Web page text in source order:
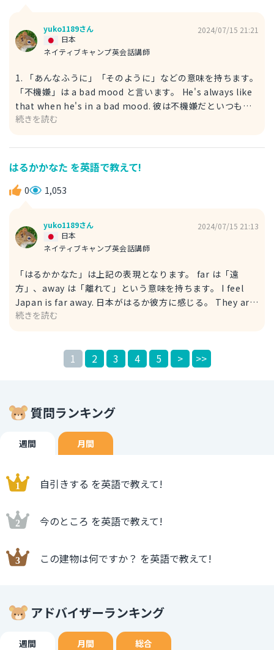
yuko1189さん
ネイティブキャンプ英会話講師
日本
2024/07/15 21:21
1. 「あんなふうに」「そのように」などの意味を持ちます。
「不機嫌」は a bad mood と言います。 He's always like
that when he's in a bad mood. 彼は不機嫌だといつもあ
んなふうだ。 You don't have to yell like that. そんなふう
があります。 He's always in a bad mood in that way. 彼
はいつもあんなふうに不機嫌だ。 that way は「そうすれば
～」の意味もありますで、気をつけてください。 例） If
you do it that way, you can solve the problem. もしそ
続きを読む
はるかかなた を英語で教えて!
0 1,053
yuko1189さん
ネイティブキャンプ英会話講師
日本
2024/07/15 21:13
「はるかかなた」は上記の表現となります。 far は「遠
方」、away は「離れて」という意味を持ちます。 I feel
Japan is far away. 日本がはるか彼方に感じる。 They are
foreign students from far away. 彼らははるか彼方から来
Japan is faraway country. 日本がはるか彼方の国に感じ
続きを読む
1 2 3 4 5 > >>
質問ランキング
週間 月間
自引きする を英語で教えて!
今のところ を英語で教えて!
この建物は何ですか？ を英語で教えて!
アドバイザーランキング
週間 月間 総合